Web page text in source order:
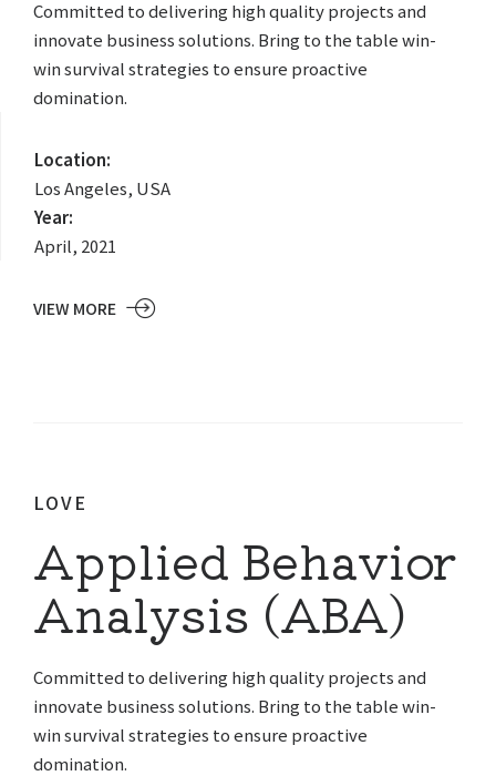
Committed to delivering high quality projects and
innovate business solutions. Bring to the table win-
win survival strategies to ensure proactive
domination.
Location:
Los Angeles, USA
Year:
April, 2021
VIEW MORE
LOVE
Applied Behavior
Analysis (ABA)
Committed to delivering high quality projects and
innovate business solutions. Bring to the table win-
win survival strategies to ensure proactive
domination.